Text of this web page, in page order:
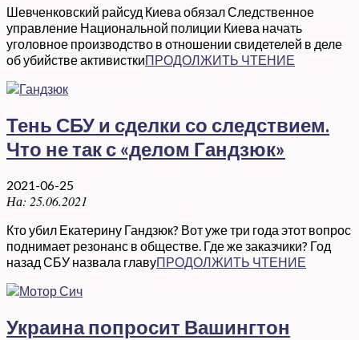
Шевченковский райсуд Киева обязал Следственное
управление Национальной полиции Киева начать
уголовное производство в отношении свидетелей в деле
об убийстве активисткиПРОДОЛЖИТЬ ЧТЕНИЕ
Тень СБУ и сделки со следствием.
Что не так с «делом Гандзюк»
2021-06-25
На: 25.06.2021
Кто убил Екатерину Гандзюк? Вот уже три года этот вопрос
поднимает резонанс в обществе. Где же заказчики? Год
назад СБУ назвала главуПРОДОЛЖИТЬ ЧТЕНИЕ
Украина попросит Вашингтон